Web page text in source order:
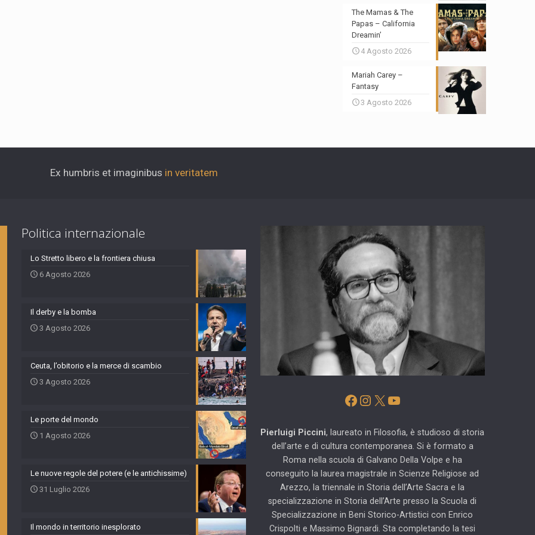
The Mamas & The
Papas – California
Dreamin’
4 Agosto 2026
Mariah Carey –
Fantasy
3 Agosto 2026
Ex humbris et imaginibus in veritatem
Politica internazionale
Lo Stretto libero e la frontiera chiusa
6 Agosto 2026
Il derby e la bomba
3 Agosto 2026
Ceuta, l’obitorio e la merce di scambio
3 Agosto 2026
Le porte del mondo
1 Agosto 2026
Le nuove regole del potere (e le antichissime)
31 Luglio 2026
Il mondo in territorio inesplorato
Facebook
Instagram
X YouTube
Pierluigi Piccini, laureato in Filosofia, è studioso di storia
dell’arte e di cultura contemporanea. Si è formato a
Roma nella scuola di Galvano Della Volpe e ha
conseguito la laurea magistrale in Scienze Religiose ad
Arezzo, la triennale in Storia dell’Arte Sacra e la
specializzazione in Storia dell’Arte presso la Scuola di
Specializzazione in Beni Storico-Artistici con Enrico
Crispolti e Massimo Bignardi. Sta completando la tesi